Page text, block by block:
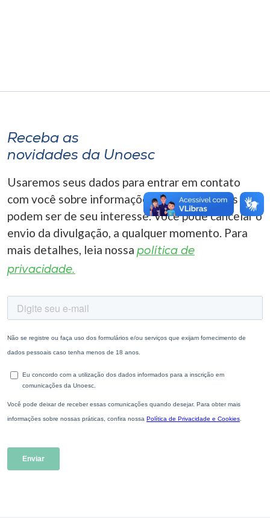
Receba as
novidades da Unoesc
Usaremos seus dados para entrar em contato
com você sobre informações correlacionadas que
podem ser de seu interesse. Você pode cancelar o
envio da divulgação, a qualquer momento. Para
mais detalhes, leia nossa política de
privacidade.